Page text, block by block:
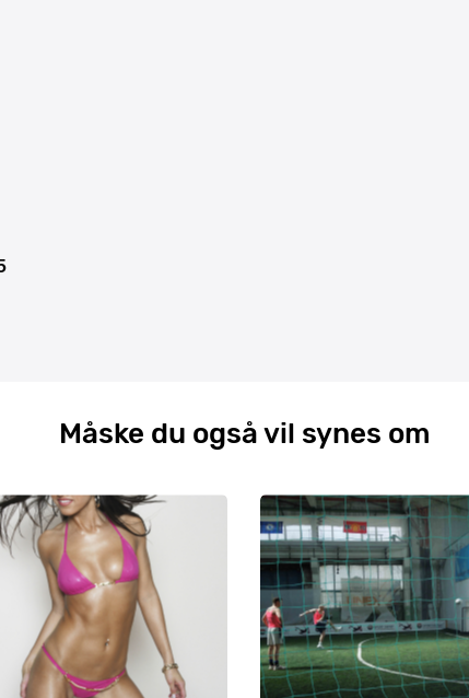
Måske du også vil synes om